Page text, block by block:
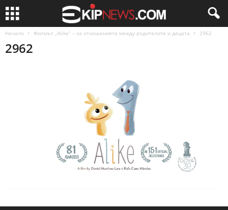
Начало Филмът „Alike“ – за отношенията между родителите и децата 2962
2962